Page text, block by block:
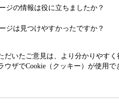
ジの情報は役に立ちましたか？
ジは見つけやすかったですか？
だいたご意見は、より分かりやす
ウザでCookie（クッキー）が使用で